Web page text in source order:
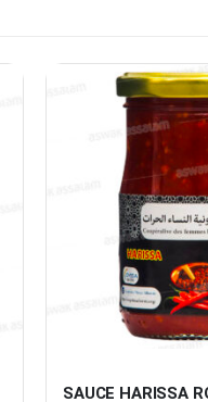
SAUCE HARISSA